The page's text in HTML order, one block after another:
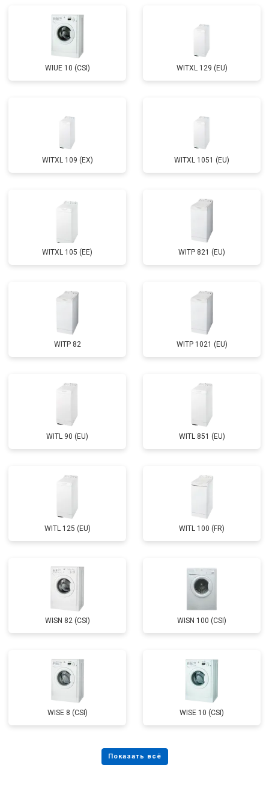
Замена подшипников
Замена мотора от 3800 ₽
от 2200 ₽ Заказать
Замена заливного клапана Заказать
Замена прессостата от 3350 ₽ Заказать
Замена сливного шланга от 2100 ₽ Заказать
Замена УБЛ от 2100 ₽
Замена приводного ремня Заказать
WIUE 10 (CSI) WITXL 129 (EU)
WITXL 109 (EX) WITXL 1051 (EU)
WITXL 105 (EE) WITP 821 (EU)
WITP 82 WITP 1021 (EU)
WITL 90 (EU) WITL 851 (EU)
WITL 125 (EU) WITL 100 (FR)
WISN 82 (CSI) WISN 100 (CSI)
WISE 8 (CSI) WISE 10 (CSI)